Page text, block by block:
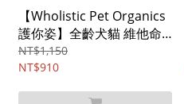
【Wholistic Pet Organics
護你姿】全齡犬貓 維他命
C/2oz(57g)
NT$1,150
NT$910